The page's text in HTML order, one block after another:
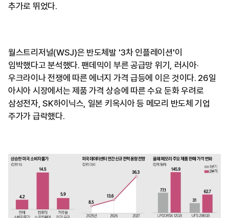
추가로 뛰었다.
월스트리저널(WSJ)은 반도체발 '3차 인플레이션'이
임박했다고 분석했다. 팬데믹이 부른 공급망 위기, 러시아·
우크라이나 전쟁에 따른 에너지 가격 급등에 이은 것이다. 26일
아시아 시장에서는 제품 가격 상승에 따른 수요 둔화 우려로
삼성전자, SK하이닉스, 일본 키옥시아 등 메모리 반도체 기업
주가가 급락했다.